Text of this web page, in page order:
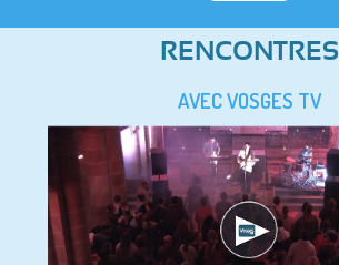
RENCONTRES
AVEC VOSGES TV